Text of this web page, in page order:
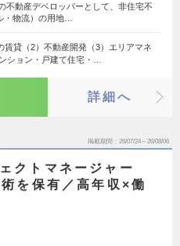
不動産デベロッパーとして、非住宅不
・物流）の用地…
賃貸（2）不動産開発（3）エリアマネ
ション・戸建て住宅・…
詳細へ
掲載期間 26/07/24～26/08/06
クトマネージャー
を保有／高年収×働